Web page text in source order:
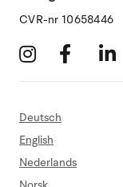
CVR-nr 10658446
Deutsch
English
Nederlands